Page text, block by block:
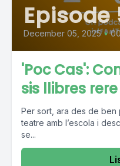
Episode
December 05, 2025 •
'Poc Cas':
sis llibres
Per sort, ara des de ben
teatre amb l’escola i
se...